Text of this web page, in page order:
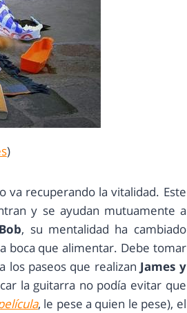
)
va recuperando la vitalidad. Este
y se ayudan mutuamente a
Bob, su mentalidad ha cambiado
boca que alimentar. Debe tomar
los paseos que realizan James y
la guitarra no podía evitar que
, le pese a quien le pese), el